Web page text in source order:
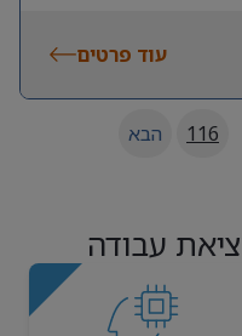
עוד פרטים
116 הבא
עבודה